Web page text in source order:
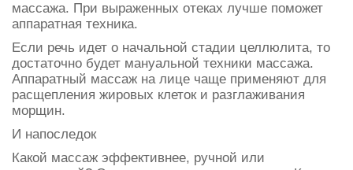
массажа. При выраженных отеках лучше поможет
аппаратная техника.
Если речь идет о начальной стадии целлюлита, то
достаточно будет мануальной техники массажа.
Аппаратный массаж на лице чаще применяют для
расщепления жировых клеток и разглаживания
морщин.
И напоследок
Какой массаж эффективнее, ручной или